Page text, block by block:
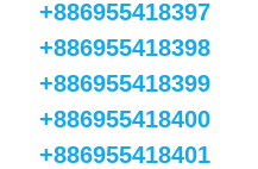
+886955418397
+886955418398
+886955418399
+886955418400
+886955418401